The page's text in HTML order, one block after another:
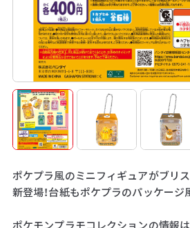
ポケプラ風のミニフィギュアがブリ
新登場！台紙もポケプラのパッケージ
ポケモンプラモコレクションの情報